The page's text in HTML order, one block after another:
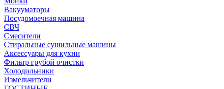
Вакууматоры
Посудомоечная машина
СВЧ
Смесители
Стиральные сушильные машины
Аксессуары для кухни
Фильтр грубой очистки
Холодильники
Измельчители